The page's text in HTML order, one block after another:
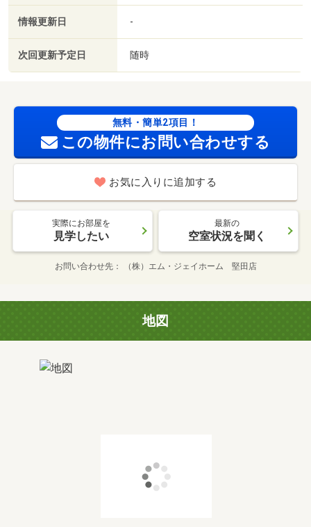
情報更新日 -
次回更新予定日 随時
無料・簡単2項目！
この物件にお問い合わせする
お気に入りに追加する
実際にお部屋を
見学したい
最新の
空室状況を聞く
お問い合わせ先 （株）エム・ジェイホーム 堅田店
地図